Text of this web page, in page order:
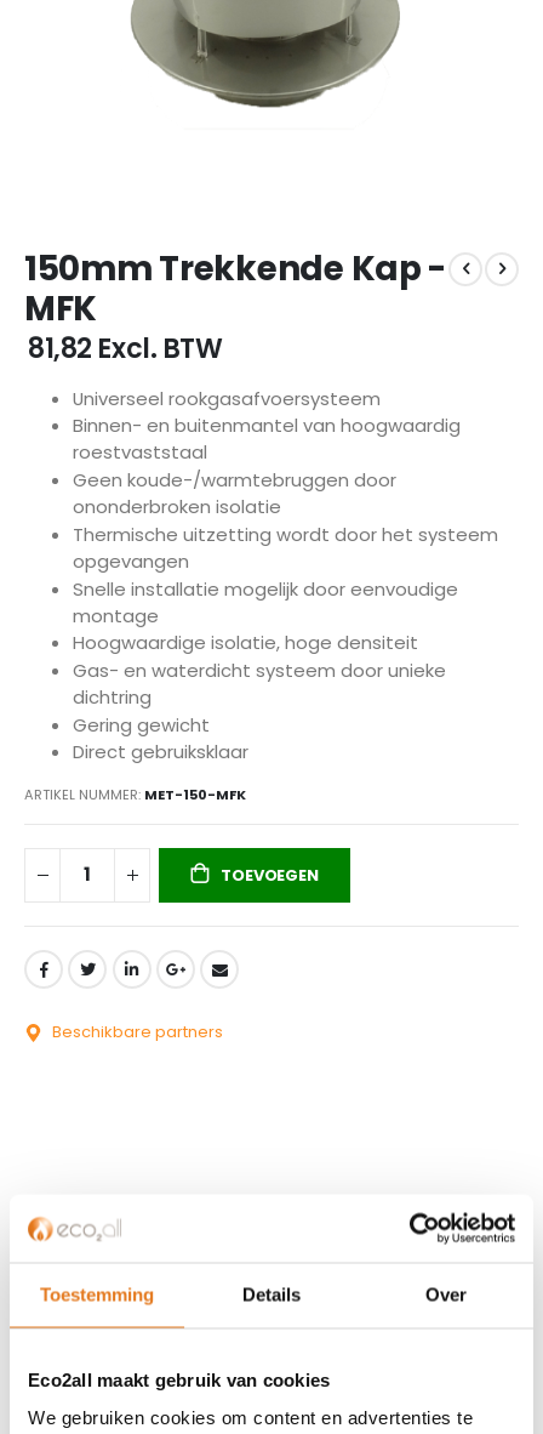
Toestemming Details Over
Eco2all maakt gebruik van cookies
We gebruiken cookies om content en advertenties te
naar
het
begin
van
de
afbeeldingen-
gallerij
150mm Trekkende Kap -
MFK
€ 81,82 Excl. BTW
Universeel rookgasafvoersysteem
Binnen- en buitenmantel van hoogwaardig
roestvaststaal
Geen koude-/warmtebruggen door
ononderbroken isolatie
Thermische uitzetting wordt door het systeem
opgevangen
Snelle installatie mogelijk door eenvoudige
montage
Hoogwaardige isolatie, hoge densiteit
Gas- en waterdicht systeem door unieke
dichtring
Gering gewicht
Direct gebruiksklaar
ARTIKEL NUMMER MET-150-MFK
TOEVOEGEN
Beschikbare partners
Partner worden?
Over ons
Algemene voorwaarden
ISDE-subsidie